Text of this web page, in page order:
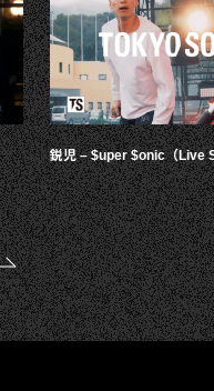
鋭児 – $uper $onic（Live